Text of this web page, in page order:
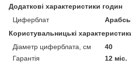
Додаткові характеристики годин
Циферблат
Користувальницькі
Діаметр циферблата, см
40
Гарантія
12 міс.